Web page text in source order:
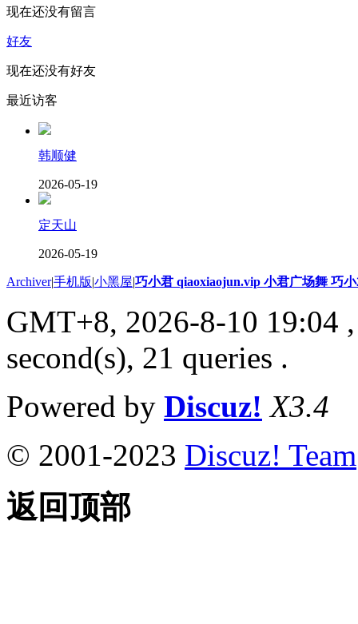
现在还没有留言
好友
现在还没有好友
最近访客
韩顺健
2026-05-19
定天山
2026-05-19
Archiver|手机版|小黑屋|巧小君 qiaoxiaojun.vip 小君广场舞 巧
GMT+8, 2026-8-10 19:04
second(s), 21 queries .
Powered by Discuz! X3.4
© 2001-2023 Discuz! Team
返回顶部